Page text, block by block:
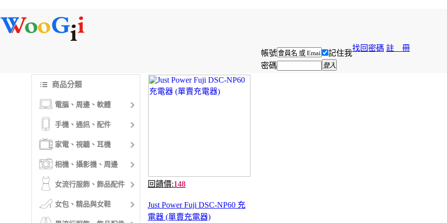
帳號 記住我
找回密碼 註 冊
密碼 登入
商品分類
電腦、周邊、軟體
手機、通訊、配件
家電、視聽、耳機
相機、攝影機、周邊
女流行服飾、飾品配件
女包、精品與女鞋
回饋價:148
Just Power Fuji DSC-NP60 充
電器 (單賣充電器)